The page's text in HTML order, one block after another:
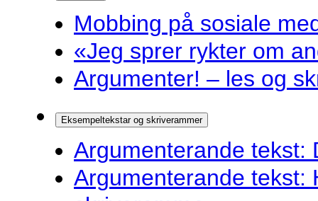
Mobbing på sosiale
«Jeg sprer rykter om
Argumenter! – les og
Eksempeltekstar og skriverammer
Argumenterande tekst:
Argumenterande tekst: